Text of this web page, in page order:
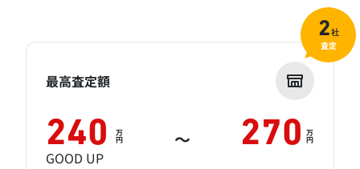
最高査定額
240 万
円 ～ 270 万
円
GOOD UP
2社
査定